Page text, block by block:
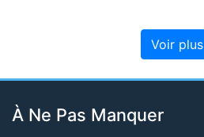
Voir plus
À Ne Pas Manquer